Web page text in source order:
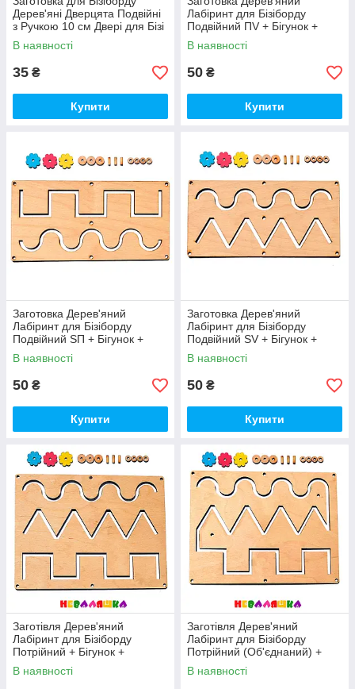
Дерев'яні Дверцята Подвійні
з Ручкою 10 см Двері для Бізі
Відкриваються
В наявності
35 ₴
Купити
Лабіринт для Бізіборду
Подвійний ПV + Бігунок +
Підставочки (Без Cаморізів)
В наявності
50 ₴
Купити
Заготовка Дерев'яний
Лабіринт для Бізіборду
Подвійний SП + Бігунок +
Підставочки (Без саморізів)
В наявності
50 ₴
Купити
Заготовка Дерев'яний
Лабіринт для Бізіборду
Подвійний SV + Бігунок +
Підставочки (Без саморізів)
В наявності
50 ₴
Купити
Заготівля Дерев'яний
Лабіринт для Бізіборду
Потрійний + Бігунок +
Підставочки (Без Саморізів)
В наявності
Заготівля Дерев'яний
Лабіринт для Бізіборду
Потрійний (Об'єднаний) +
Бігунок + Підставочки (Без
Саморізів)
В наявності